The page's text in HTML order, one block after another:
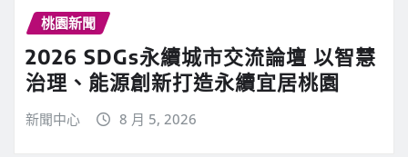
桃園新聞
2026 SDGs永續城市交流論壇 以智慧
治理、能源創新打造永續宜居桃園
新聞中心 8 月 5, 2026